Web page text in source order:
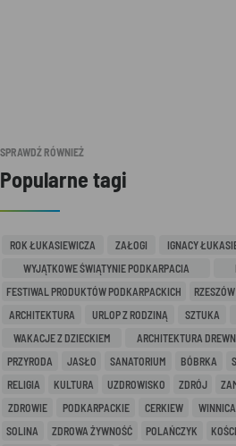
SPRAWDŹ RÓWNIEŻ
Popularne tagi
ROK ŁUKASIEWICZA ZAŁOGI IGNACY
WYJĄTKOWE ŚWIĄTYNIE PODKARPACIA
FESTIWAL PRODUKTÓW PODKARPACKICH
RZESZÓW
ARCHITEKTURA
URLOP Z RODZINĄ SZTUKA
WAKACJE Z DZIECKIEM
ARCHITEKTURA
PRZYRODA
JASŁO SANATORIUM BÓBRKA
RELIGIA
KULTURA UZDROWISKO ZDRÓJ
ZDROWIE
PODKARPACKIE CERKIEW WINNICA
SOLINA
ZDROWA ŻYWNOŚĆ POLAŃCZYK